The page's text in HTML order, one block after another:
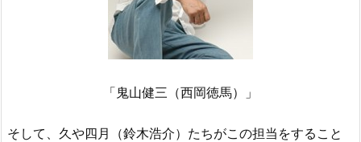
「鬼山健三（西岡徳馬）」
そして、久や四月（鈴木浩介）たちがこの担当をすること